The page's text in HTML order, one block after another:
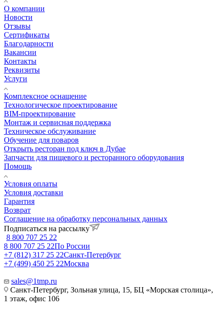
О компании
Новости
Отзывы
Сертификаты
Благодарности
Вакансии
Контакты
Реквизиты
Услуги
Комплексное оснащение
Технологическое проектирование
BIM-проектирование
Монтаж и сервисная поддержка
Техническое обслуживание
Обучение для поваров
Открыть ресторан под ключ в Дубае
Запчасти для пищевого и ресторанного оборудования
Помощь
Условия оплаты
Условия доставки
Гарантия
Возврат
Соглашение на обработку персональных данных
Подписаться на рассылку
8 800 707 25 22
8 800 707 25 22По России
+7 (812) 317 25 22Санкт-Петербург
+7 (499) 450 25 22Москва
sales@1tmp.ru
Санкт-Петербург, Зольная улица, 15, БЦ «Морская столица»,
1 этаж, офис 106